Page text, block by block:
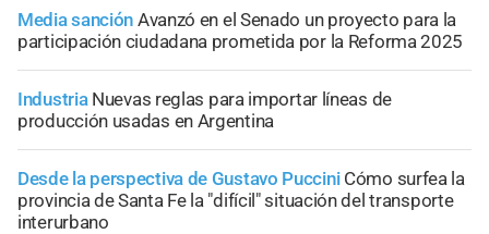
Media sanción Avanzó en el Senado un proyecto para la
participación ciudadana prometida por la Reforma 2025
Industria Nuevas reglas para importar líneas de
producción usadas en Argentina
Desde la perspectiva de Gustavo Puccini Cómo surfea la
provincia de Santa Fe la "difícil" situación del transporte
interurbano